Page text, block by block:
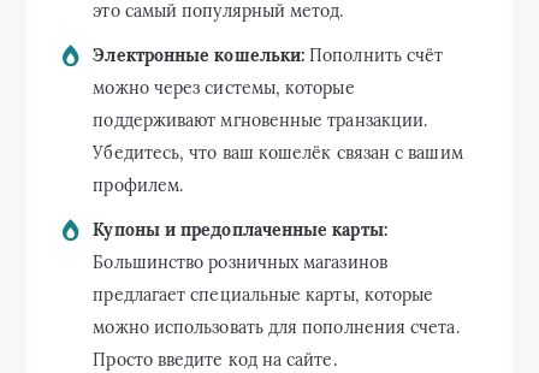
это самый популярный метод.
Электронные кошельки: Пополнить счёт
можно через системы, которые
поддерживают мгновенные транзакции.
Убедитесь, что ваш кошелёк связан с вашим
профилем.
Купоны и предоплаченные карты:
Большинство розничных магазинов
предлагает специальные карты, которые
можно использовать для пополнения счета.
Просто введите код на сайте.